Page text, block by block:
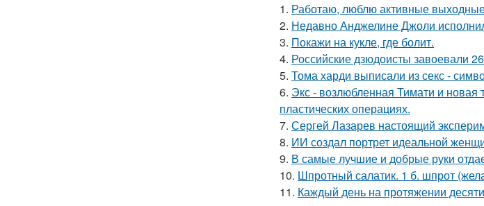
1. Работаю, люблю активные
2. Недавно Анджелине Джоли
3. Покажи на кукле, где болит.
4. Российские дзюдоисты завоевали
5. Тома харди выписали из секс -
6. Экс - возлюбленная Тимати и
пластических операциях.
7. Сергей Лазарев настоящий
8. ИИ создал портрет идеальной
9. В самые лучшие и добрые руки
10. Шпротный салатик. 1 б. шпрот
11. Каждый день на протяжении